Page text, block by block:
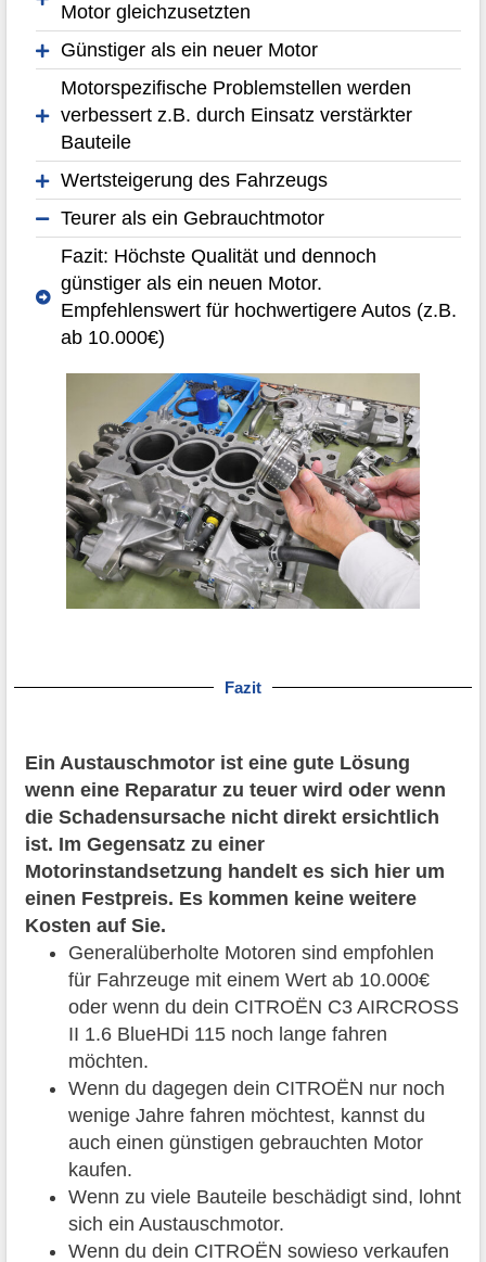
Motor gleichzusetzten
Günstiger als ein neuer Motor
Motorspezifische Problemstellen werden
verbessert z.B. durch Einsatz verstärkter
Bauteile
Wertsteigerung des Fahrzeugs
Teurer als ein Gebrauchtmotor
Fazit: Höchste Qualität und dennoch
günstiger als ein neuen Motor.
Empfehlenswert für hochwertigere Autos (z.B.
ab 10.000€)
Fazit
Ein Austauschmotor ist eine gute Lösung
wenn eine Reparatur zu teuer wird oder wenn
die Schadensursache nicht direkt ersichtlich
ist. Im Gegensatz zu einer
Motorinstandsetzung handelt es sich hier um
einen Festpreis. Es kommen keine weitere
Kosten auf Sie.
Generalüberholte Motoren sind empfohlen
für Fahrzeuge mit einem Wert ab 10.000€
oder wenn du dein CITROËN C3 AIRCROSS
II 1.6 BlueHDi 115 noch lange fahren
möchten.
Wenn du dagegen dein CITROËN nur noch
wenige Jahre fahren möchtest, kannst du
auch einen günstigen gebrauchten Motor
kaufen.
Wenn zu viele Bauteile beschädigt sind, lohnt
sich ein Austauschmotor.
Wenn du dein CITROËN sowieso verkaufen